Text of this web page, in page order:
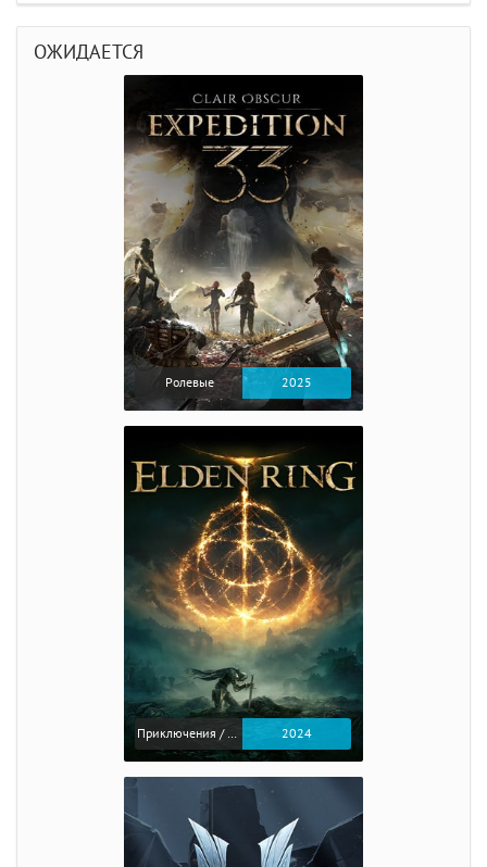
ОЖИДАЕТСЯ
Ролевые 2025
Приключения / Экшен / Ролевые 2024